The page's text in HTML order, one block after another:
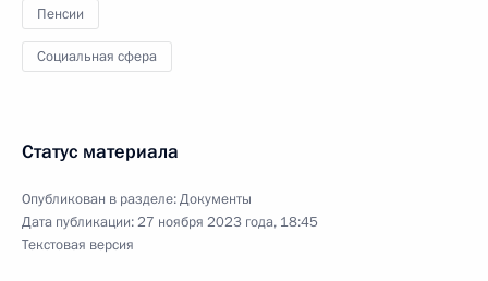
Пенсии
Социальная сфера
Статус материала
Опубликован в разделе:Документы
Дата публикации:27 ноября 2023 года, 18:45
Текстовая версия